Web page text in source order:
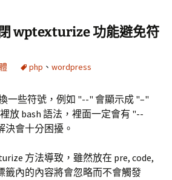
wptexturize 功能避免符
php 、 wordpress
一些符號，例如 "--" 會顯示成 "–"
放 bash 語法，裡面一定會有 "--
決會十分困擾。
方法導致，雖然放在 pre, code,
籤內的內容將會忽略而不會觸發